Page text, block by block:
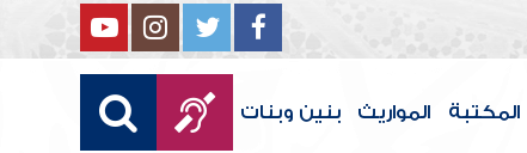
المكتبة المواريث بنين وبنات